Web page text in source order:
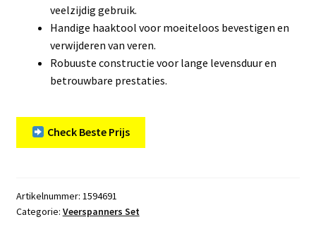
veelzijdig gebruik.
Handige haaktool voor moeiteloos bevestigen en
verwijderen van veren.
Robuuste constructie voor lange levensduur en
betrouwbare prestaties.
Check Beste Prijs
Artikelnummer: 1594691
Categorie: Veerspanners Set